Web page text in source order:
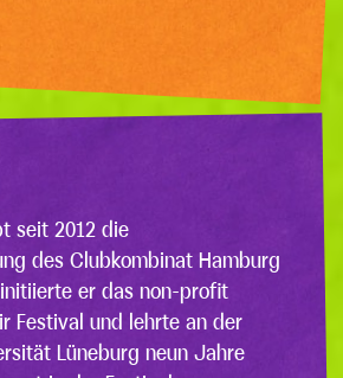
seit 2012 die
des Clubkombinat Hamburg
er das non-profit
Festival und lehrte an der
Lüneburg neun Jahre